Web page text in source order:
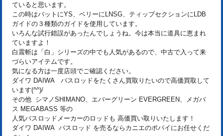
ていると思います。
この時はバットにYS、ベリーにLNSG、ティップセクションにLDB
ガイドの３種類のガイドを使用しています。
いろんな試行錯誤があったんでしょうね。今は本当に道具に恵まれ
ていますよ！
白震斬は「白」シリーズの中でも人気があるので、中古で入って来
づらいアイテムです。
気になる方は一度店頭でご確認ください。
ダイワ DAIWA バスロッドをたくさん買取りたいので高価買取して
います(^^)/
その他 シマノSHIMANO、エバーグリーン EVERGREEN、メガバ
ス MEGABASS 等の
人気バスロッドメーカーのロッドも 高価買い取りいたします！
ダイワ DAIWA バスロッド を売るならカニエのポパイにお任せくだ